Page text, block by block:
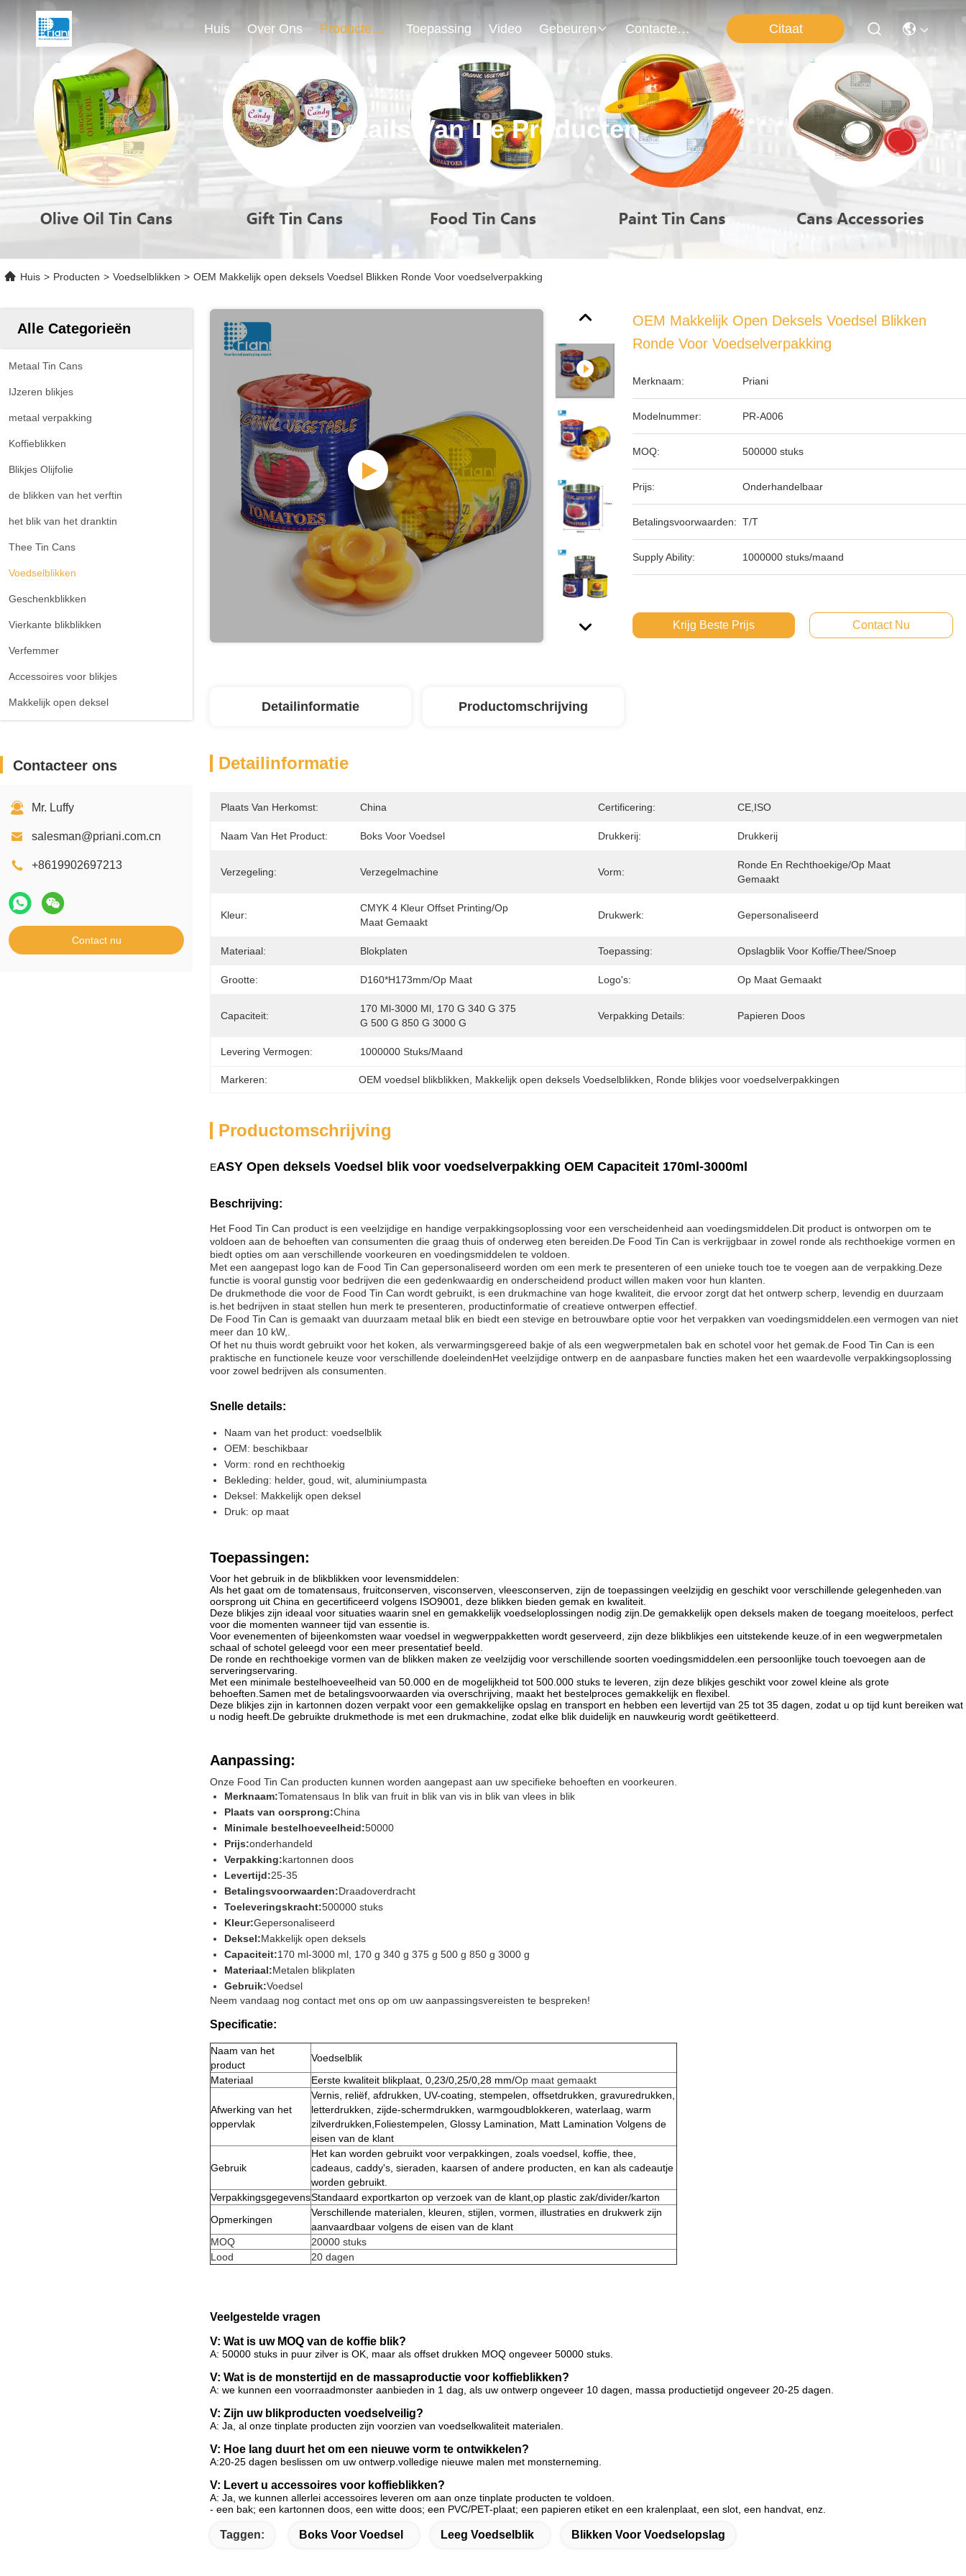
Huis Over Ons Producten Toepassing Video Gebeuren Contacteer Ons Citaat
Details Van De Producten
Huis > Producten > Voedselblikken > OEM Makkelijk open deksels Voedsel Blikken Ronde Voor voedselverpakking
Alle Categorieën
Metaal Tin Cans
IJzeren blikjes
metaal verpakking
Koffieblikken
Blikjes Olijfolie
de blikken van het verftin
het blik van het dranktin
Thee Tin Cans
Voedselblikken
Geschenkblikken
Vierkante blikblikken
Verfemmer
Accessoires voor blikjes
Makkelijk open deksel
Contacteer ons
Mr. Luffy
salesman@priani.com.cn
+8619902697213
Contact nu
OEM Makkelijk Open Deksels Voedsel Blikken
Ronde Voor Voedselverpakking
Merknaam: Priani
Modelnummer: PR-A006
MOQ: 500000 stuks
Prijs: Onderhandelbaar
Betalingsvoorwaarden: T/T
Supply Ability: 1000000 stuks/maand
Krijg Beste Prijs Contact Nu
Detailinformatie Productomschrijving
Detailinformatie
Plaats Van Herkomst: China Certificering: CE,ISO
Naam Van Het Product: Boks Voor Voedsel Drukkerij: Drukkerij
Verzegeling: Verzegelmachine Vorm:
Ronde En Rechthoekige/op Maat
Gemaakt
Kleur:
CMYK 4 Kleur Offset Printing/op
Maat Gemaakt
Drukwerk: Gepersonaliseerd
Materiaal: Blokplaten Toepassing: Opslagblik Voor Koffie/thee/snoep
Grootte: D160*H173mm/op Maat Logo's: Op Maat Gemaakt
Capaciteit:
170 Ml-3000 Ml, 170 G 340 G 375
G 500 G 850 G 3000 G
Verpakking Details: Papieren Doos
Levering Vermogen: 1000000 Stuks/maand
Markeren: OEM voedsel blikblikken Makkelijk open deksels Voedselblikken Ronde blikjes voor voedselverpakkingen
Productomschrijving
EASY Open deksels Voedsel blik voor voedselverpakking OEM Capaciteit 170ml-3000ml
Beschrijving:
Het Food Tin Can product is een veelzijdige en handige verpakkingsoplossing voor een verscheidenheid aan voedingsmiddelen.Dit product is ontworpen om te
voldoen aan de behoeften van consumenten die graag thuis of onderweg eten bereiden.De Food Tin Can is verkrijgbaar in zowel ronde als rechthoekige vormen en
biedt opties om aan verschillende voorkeuren en voedingsmiddelen te voldoen.
Met een aangepast logo kan de Food Tin Can gepersonaliseerd worden om een merk te presenteren of een unieke touch toe te voegen aan de verpakking.Deze
functie is vooral gunstig voor bedrijven die een gedenkwaardig en onderscheidend product willen maken voor hun klanten.
De drukmethode die voor de Food Tin Can wordt gebruikt, is een drukmachine van hoge kwaliteit, die ervoor zorgt dat het ontwerp scherp, levendig en duurzaam
is.het bedrijven in staat stellen hun merk te presenteren, productinformatie of creatieve ontwerpen effectief.
De Food Tin Can is gemaakt van duurzaam metaal blik en biedt een stevige en betrouwbare optie voor het verpakken van voedingsmiddelen.een vermogen van niet
meer dan 10 kW,.
Of het nu thuis wordt gebruikt voor het koken, als verwarmingsgereed bakje of als een wegwerpmetalen bak en schotel voor het gemak.de Food Tin Can is een
praktische en functionele keuze voor verschillende doeleindenHet veelzijdige ontwerp en de aanpasbare functies maken het een waardevolle verpakkingsoplossing
voor zowel bedrijven als consumenten.
Snelle details:
Naam van het product: voedselblik
OEM: beschikbaar
Vorm: rond en rechthoekig
Bekleding: helder, goud, wit, aluminiumpasta
Deksel: Makkelijk open deksel
Druk: op maat
Toepassingen:
Voor het gebruik in de blikblikken voor levensmiddelen:
Als het gaat om de tomatensaus, fruitconserven, visconserven, vleesconserven, zijn de toepassingen veelzijdig en geschikt voor verschillende gelegenheden.van
oorsprong uit China en gecertificeerd volgens ISO9001, deze blikken bieden gemak en kwaliteit.
Deze blikjes zijn ideaal voor situaties waarin snel en gemakkelijk voedseloplossingen nodig zijn.De gemakkelijk open deksels maken de toegang moeiteloos, perfect
voor die momenten wanneer tijd van essentie is.
Voor evenementen of bijeenkomsten waar voedsel in wegwerppakketten wordt geserveerd, zijn deze blikblikjes een uitstekende keuze.of in een wegwerpmetalen
schaal of schotel geleegd voor een meer presentatief beeld.
De ronde en rechthoekige vormen van de blikken maken ze veelzijdig voor verschillende soorten voedingsmiddelen.een persoonlijke touch toevoegen aan de
serveringservaring.
Met een minimale bestelhoeveelheid van 50.000 en de mogelijkheid tot 500.000 stuks te leveren, zijn deze blikjes geschikt voor zowel kleine als grote
behoeften.Samen met de betalingsvoorwaarden via overschrijving, maakt het bestelproces gemakkelijk en flexibel.
Deze blikjes zijn in kartonnen dozen verpakt voor een gemakkelijke opslag en transport en hebben een levertijd van 25 tot 35 dagen, zodat u op tijd kunt bereiken wat
u nodig heeft.De gebruikte drukmethode is met een drukmachine, zodat elke blik duidelijk en nauwkeurig wordt geëtiketteerd.
Aanpassing:
Onze Food Tin Can producten kunnen worden aangepast aan uw specifieke behoeften en voorkeuren.
Merknaam:Tomatensaus In blik van fruit in blik van vis in blik van vlees in blik
Plaats van oorsprong:China
Minimale bestelhoeveelheid:50000
Prijs:onderhandeld
Verpakking:kartonnen doos
Levertijd:25-35
Betalingsvoorwaarden:Draadoverdracht
Toeleveringskracht:500000 stuks
Kleur:Gepersonaliseerd
Deksel:Makkelijk open deksels
Capaciteit:170 ml-3000 ml, 170 g 340 g 375 g 500 g 850 g 3000 g
Materiaal:Metalen blikplaten
Gebruik:Voedsel
Neem vandaag nog contact met ons op om uw aanpassingsvereisten te bespreken!
Specificatie:
Naam van het
product
Voedselblik
Materiaal
Eerste kwaliteit blikplaat, 0,23/0,25/0,28 mm/Op maat gemaakt
Afwerking van het
oppervlak
Vernis, reliëf, afdrukken, UV-coating, stempelen, offsetdrukken, gravuredrukken,
letterdrukken, zijde-schermdrukken, warmgoudblokkeren, waterlaag, warm
zilverdrukken,Foliestempelen, Glossy Lamination, Matt Lamination Volgens de
eisen van de klant
Gebruik
Het kan worden gebruikt voor verpakkingen, zoals voedsel, koffie, thee,
cadeaus, caddy's, sieraden, kaarsen of andere producten, en kan als cadeautje
worden gebruikt.
VerpakkingsgegevensStandaard exportkarton op verzoek van de klant,op plastic zak/divider/karton
Opmerkingen
Verschillende materialen, kleuren, stijlen, vormen, illustraties en drukwerk zijn
aanvaardbaar volgens de eisen van de klant
MOQ
20000 stuks
Lood
20 dagen
Veelgestelde vragen
V: Wat is uw MOQ van de koffie blik?
A: 50000 stuks in puur zilver is OK, maar als offset drukken MOQ ongeveer 50000 stuks.
V: Wat is de monstertijd en de massaproductie voor koffieblikken?
A: we kunnen een voorraadmonster aanbieden in 1 dag, als uw ontwerp ongeveer 10 dagen, massa productietijd ongeveer 20-25 dagen.
V: Zijn uw blikproducten voedselveilig?
A: Ja, al onze tinplate producten zijn voorzien van voedselkwaliteit materialen.
V: Hoe lang duurt het om een nieuwe vorm te ontwikkelen?
A:20-25 dagen beslissen om uw ontwerp.volledige nieuwe malen met monsterneming.
V: Levert u accessoires voor koffieblikken?
A: Ja, we kunnen allerlei accessoires leveren om aan onze tinplate producten te voldoen.
- een bak; een kartonnen doos, een witte doos; een PVC/PET-plaat; een papieren etiket en een kralenplaat, een slot, een handvat, enz.
Taggen: Boks Voor Voedsel Leeg Voedselblik Blikken Voor Voedselopslag